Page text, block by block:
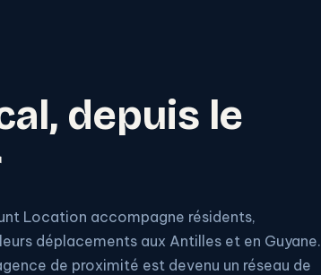
depuis le
Location accompagne résidents,
déplacements aux Antilles et en Guyane.
de proximité est devenu un réseau de